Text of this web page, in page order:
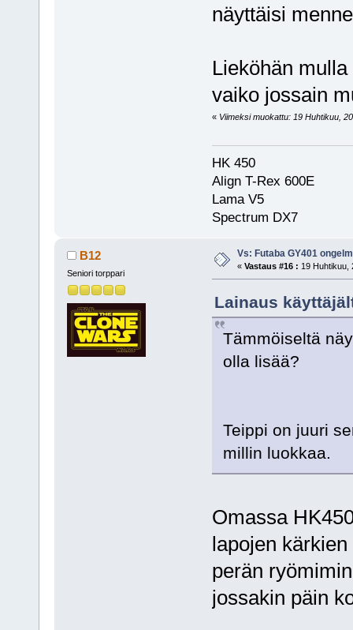
näyttäisi
Lieköhän
vaiko jossain
« Viimeksi muokattu: 19 Huhtikuu,
HK 450
Align T-Rex 600E
Lama V5
Spectrum DX7
B12
Seniori torppari
Vs: Futaba GY401
« Vastaus #16 : 19 Huhtikuu,
Lainaus
Tämmöiseltä
olla lisää?
Teippi on juuri
millin luokkaa.
Omassa
lapojen
perän
jossakin päin